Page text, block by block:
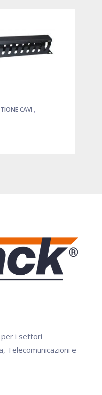
CAVI ,
per i settori
Telecomunicazioni e